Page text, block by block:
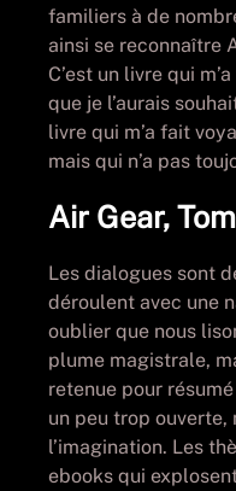
familiers à de
ainsi se reconnaître
C’est un livre qui
que je l’aurais
livre qui m’a fait
mais qui n’a pas
Air Gear,
Les dialogues sont
déroulent avec une
oublier que nous
plume magistrale,
retenue pour
un peu trop ouverte,
l’imagination. Les
ebooks qui